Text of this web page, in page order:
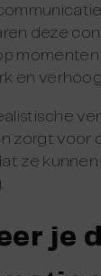
deze
en
zorgt voor
ze
je